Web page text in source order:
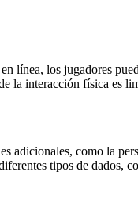
los jugadores
la interacción física es
adicionales, como la
tipos de dados,